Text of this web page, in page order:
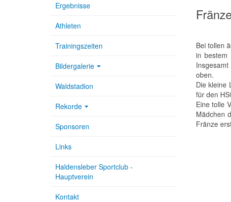
Bei tollen
in bestem
oben.
Die kleine
für den
Eine tolle
Mädchen
Fränze
Ergebnisse
Athleten
Trainingszeiten
Bildergalerie
Waldstadion
Rekorde
Sponsoren
Links
Haldensleber Sportclub -
Hauptverein
Kontakt